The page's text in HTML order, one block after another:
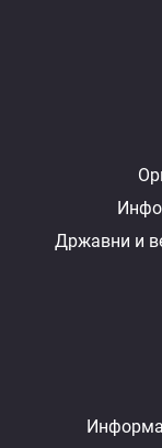
министарству
Државни и